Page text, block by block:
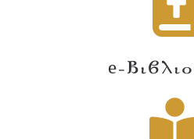
e-